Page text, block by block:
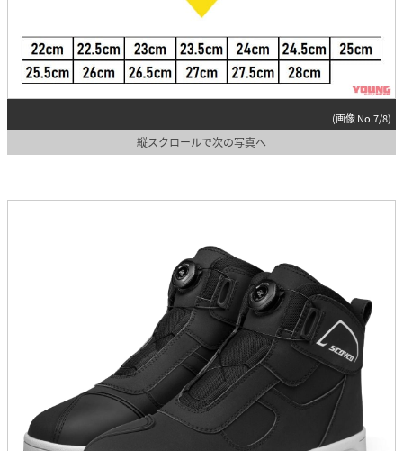
(画像 No.7/8)
縦スクロールで次の写真へ